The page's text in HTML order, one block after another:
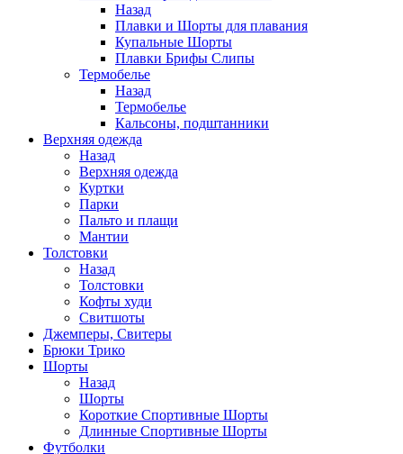
Назад
Плавки и Шорты для плавания
Купальные Шорты
Плавки Брифы Слипы
Термобелье
Назад
Термобелье
Кальсоны, подштанники
Верхняя одежда
Назад
Верхняя одежда
Куртки
Парки
Пальто и плащи
Мантии
Толстовки
Назад
Толстовки
Кофты худи
Свитшоты
Джемперы, Свитеры
Брюки Трико
Шорты
Назад
Шорты
Короткие Спортивные Шорты
Длинные Спортивные Шорты
Футболки